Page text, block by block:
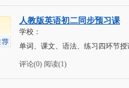
人教版英语初二同步预习课
学校：
单词、课文、语法、练习四环节
评论(0) 阅读(1)